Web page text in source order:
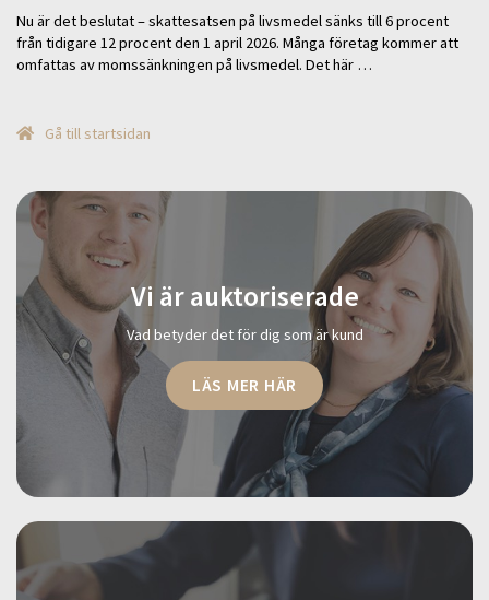
Nu är det beslutat – skattesatsen på livsmedel sänks till 6 procent
från tidigare 12 procent den 1 april 2026. Många företag kommer att
omfattas av momssänkningen på livsmedel. Det här …
Gå till startsidan
Vi är auktoriserade
Vad betyder det för dig som är kund
LÄS MER HÄR